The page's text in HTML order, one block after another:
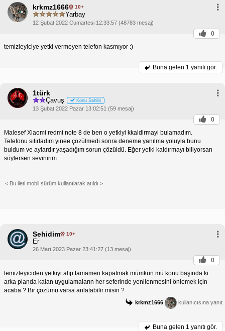
Pil Ayarları'na git.
Uygulama Seçimi:
seç.
Bu, uygulamanın arka planda yenilenmeye devam
Xiaomi Arka Plan Uygulama Kapatma:Ayarlar >
Otomatik Başlatma İzni:
etkinleştir.
bile arka planda çalışmaya devam etmesini
sağlayacaktır.
Bu adımları uyguladıktan sonra arka plan uygulama
yenileme sorununu çözmüş olmalısın. Ancak,
sorunun devam etmesi halinde, cihazını sıfırlamayı
krkmz1666 10+
Yarbay
12 Şubat 2022 Cumartesi 12:33:57 (48783 mesaj)
0
temizleyiciye yetki vermeyen telefon kasmıyor :)
Buna gelen 1 yanıtı gör.
1türk
Çavuş Konu Sahibi
13 Şubat 2022 Pazar 13:02:51 (59 mesaj)
0
Malesef Xiaomi redmi note 8 de ben o yetkiyi kkaldirmayi bulamadım.
Telefonu sıfırladım yinee çözülmedi sonra deneme yanılma yoluyla bunu
buldum ve aylardır yaşadığım sorun çözüldü. Eğer yetki kaldırmayı biliyorsan
söylersen sevinirim
< Bu ileti mobil sürüm kullanılarak atıldı >
Sehidim 10+
Er
26 Mart 2023 Pazar 23:41:27 (13 mesaj)
0
temizleyiciden yetkiyi alıp tamamen kapatmak mümkün mü konu başında ki
arka planda kalan uygulamaların her seferinde yenilenmesini önlemek için
acaba ? Bir çözümü varsa anlatabilir misin ?
krkmz1666 kullanıcısına yanıt
Buna gelen 1 yanıtı gör.